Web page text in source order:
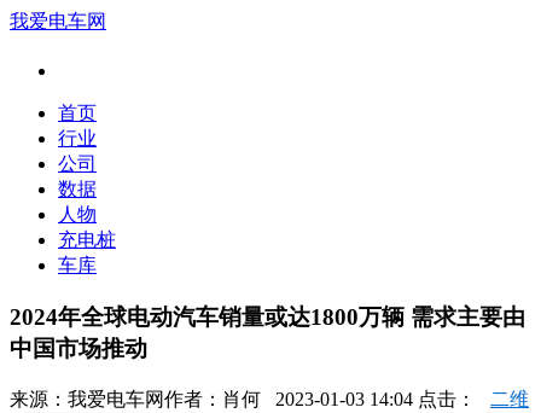
我爱电车网
首页
行业
公司
数据
人物
充电桩
车库
2024年全球电动汽车销量或达1800万辆 需求主要由
中国市场推动
来源： 我爱电车网作者： 肖何 2023-01-03 14:04 点击： 二维